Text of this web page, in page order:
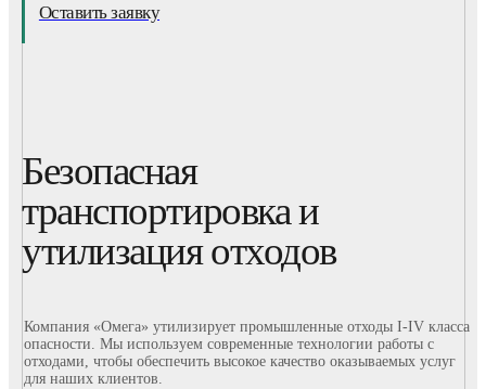
Оставить заявку
Безопасная
транспортировка и
утилизация отходов
Компания «Омега» утилизирует промышленные отходы I-IV класса
опасности. Мы используем современные технологии работы с
отходами, чтобы обеспечить высокое качество оказываемых услуг
для наших клиентов.